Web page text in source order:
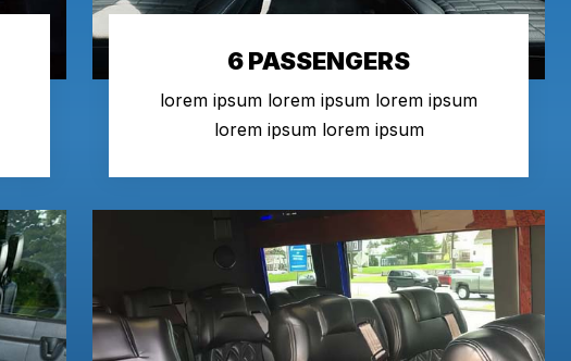
6 PASSENGERS
lorem ipsum lorem ipsum lorem ipsum
lorem ipsum lorem ipsum